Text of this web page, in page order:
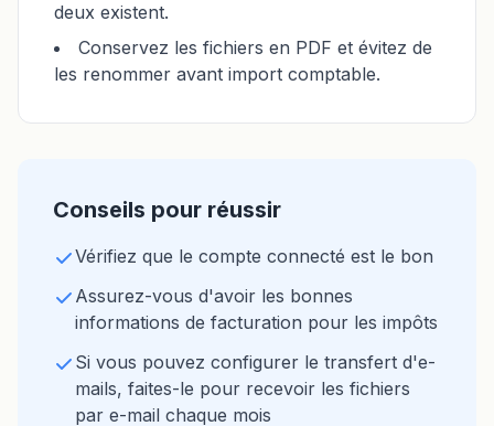
deux existent.
Conservez les fichiers en PDF et évitez de
les renommer avant import comptable.
Conseils pour réussir
Vérifiez que le compte connecté est le bon
Assurez-vous d'avoir les bonnes
informations de facturation pour les impôts
Si vous pouvez configurer le transfert d'e-
mails, faites-le pour recevoir les fichiers
par e-mail chaque mois